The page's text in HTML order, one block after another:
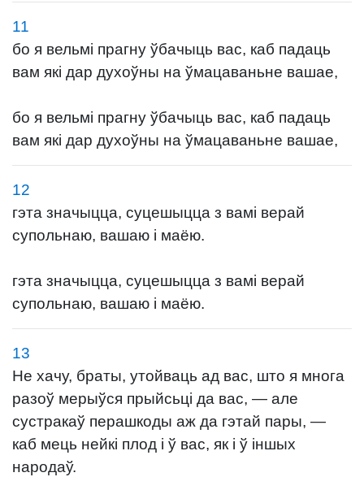
11
бо я вельмі прагну ўбачыць вас, каб падаць
вам які дар духоўны на ўмацаваньне вашае,
бо я вельмі прагну ўбачыць вас, каб падаць
вам які дар духоўны на ўмацаваньне вашае,
12
гэта значыцца, суцешыцца з вамі верай
супольнаю, вашаю і маёю.
гэта значыцца, суцешыцца з вамі верай
супольнаю, вашаю і маёю.
13
Не хачу, браты, утойваць ад вас, што я многа
разоў мерыўся прыйсьці да вас, — але
сустракаў перашкоды аж да гэтай пары, —
каб мець нейкі плод і ў вас, як і ў іншых
народаў.